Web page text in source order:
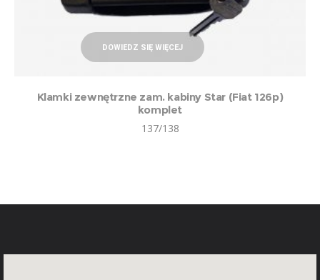
DOWIEDZ SIĘ WIĘCEJ
Klamki zewnętrzne zam. kabiny Star (Fiat 126p)
komplet
137/138